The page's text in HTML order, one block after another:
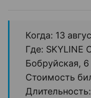
Когда: 13
Где: SKYLINE
Бобруйская, 6
Стоимость